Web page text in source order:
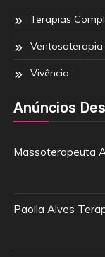
Terapias
Ventosaterapia
Vivência
Anúncios
Massoterapeuta
Paolla Alves